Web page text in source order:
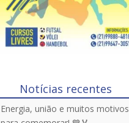
Notícias recentes
Energia, união e muitos motivos